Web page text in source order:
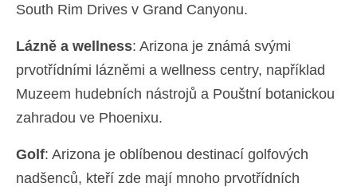
South Rim Drives v Grand Canyonu.
Lázně a wellness: Arizona je známá svými
prvotřídními lázněmi a wellness centry, například
Muzeem hudebních nástrojů a Pouštní botanickou
zahradou ve Phoenixu.
Golf: Arizona je oblíbenou destinací golfových
nadšenců, kteří zde mají mnoho prvotřídních